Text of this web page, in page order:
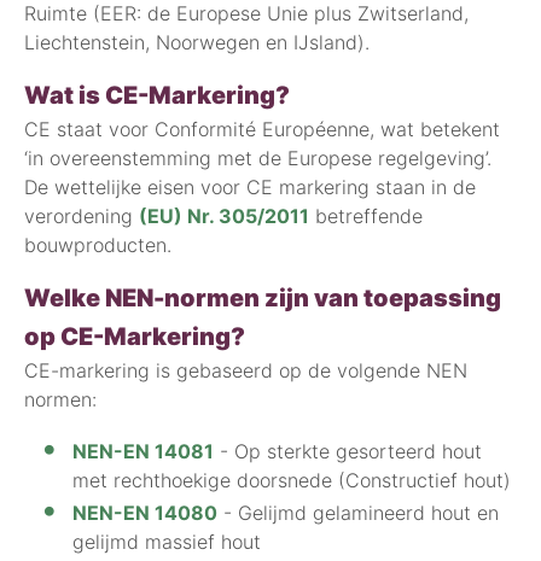
Ruimte (EER: de Europese Unie plus Zwitserland,
Liechtenstein, Noorwegen en IJsland).
Wat is CE-Markering?
CE staat voor Conformité Européenne, wat betekent
‘in overeenstemming met de Europese regelgeving’.
De wettelijke eisen voor CE markering staan in de
verordening (EU) Nr. 305/2011 betreffende
bouwproducten.
Welke NEN-normen zijn van toepassing
op CE-Markering?
CE-markering is gebaseerd op de volgende NEN
normen:
NEN-EN 14081 - Op sterkte gesorteerd hout
met rechthoekige doorsnede (Constructief hout)
NEN-EN 14080 - Gelijmd gelamineerd hout en
gelijmd massief hout